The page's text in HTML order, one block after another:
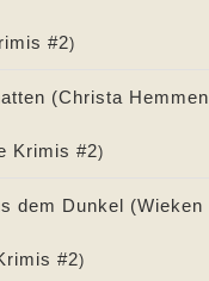
#2)
(Christa Hemmen
Krimis #2)
dem Dunkel (Wieken
#2)